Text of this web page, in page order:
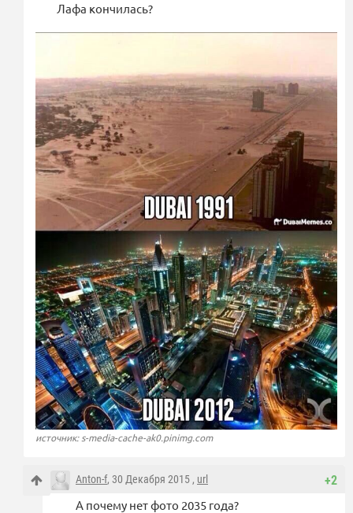
Лафа кончилась?
источник: s-media-cache-ak0.pinimg.com
+2
Anton-f, 30 Декабря 2015 , url
А почему нет фото 2035 года?